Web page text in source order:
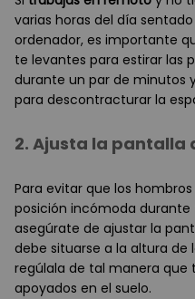
varias horas del día
ordenador, es importante
te levantes para estirar las
durante un par de minutos
para descontracturar la
2. Ajusta la pantalla
Para evitar que los
posición incómoda durante
asegúrate de ajustar la
debe situarse a la altura de
regúlala de tal manera
apoyados en el suelo.